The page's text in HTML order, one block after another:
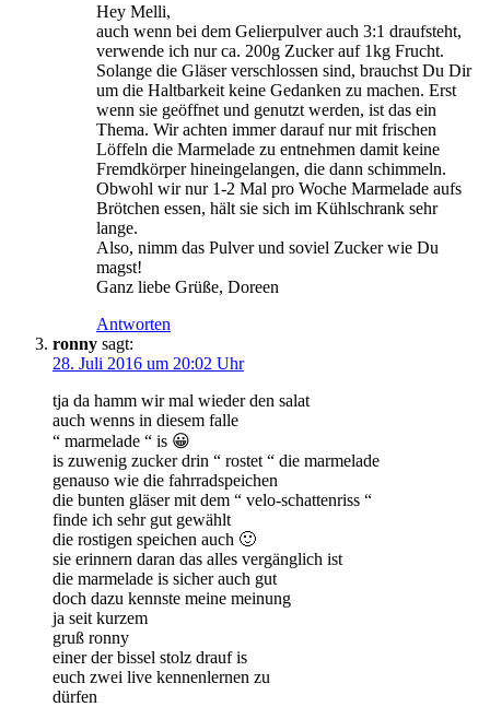
Hey Melli,
auch wenn bei dem Gelierpulver auch 3:1 draufsteht,
verwende ich nur ca. 200g Zucker auf 1kg Frucht.
Solange die Gläser verschlossen sind, brauchst Du Dir
um die Haltbarkeit keine Gedanken zu machen. Erst
wenn sie geöffnet und genutzt werden, ist das ein
Thema. Wir achten immer darauf nur mit frischen
Löffeln die Marmelade zu entnehmen damit keine
Fremdkörper hineingelangen, die dann schimmeln.
Obwohl wir nur 1-2 Mal pro Woche Marmelade aufs
Brötchen essen, hält sie sich im Kühlschrank sehr
lange.
Also, nimm das Pulver und soviel Zucker wie Du
magst!
Ganz liebe Grüße, Doreen
Antworten
ronny sagt:
28. Juli 2016 um 20:02 Uhr
tja da hamm wir mal wieder den salat
auch wenns in diesem falle
“ marmelade “ is 😀
is zuwenig zucker drin “ rostet “ die marmelade
genauso wie die fahrradspeichen
die bunten gläser mit dem “ velo-schattenriss “
finde ich sehr gut gewählt
die rostigen speichen auch 🙂
sie erinnern daran das alles vergänglich ist
die marmelade is sicher auch gut
doch dazu kennste meine meinung
ja seit kurzem
gruß ronny
einer der bissel stolz drauf is
euch zwei live kennenlernen zu
dürfen